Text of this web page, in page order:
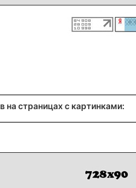
страницах с картинками: